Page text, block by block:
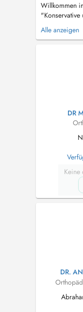
Willkommen
heute,
durch
Atmosphäre
modernen
Alle anzeigen
DR
Keine
DR.